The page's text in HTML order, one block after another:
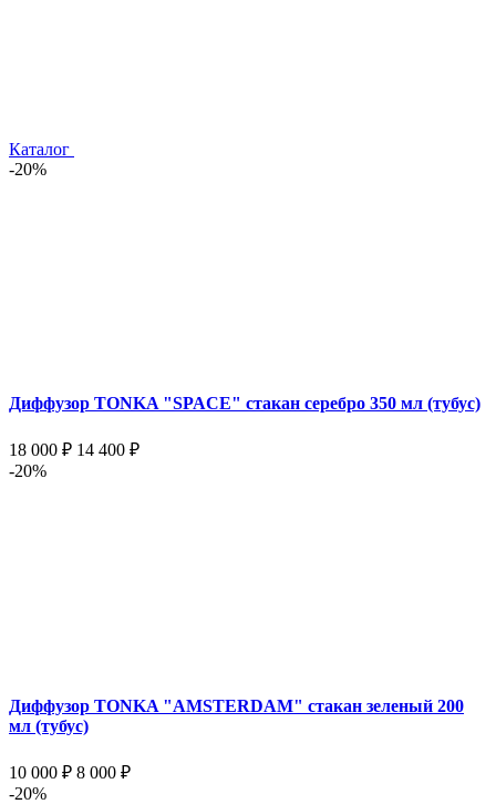
Каталог
-20%
Диффузор TONKA "SPACE" стакан серебро 350 мл (тубус)
18 000 ₽ 14 400 ₽
-20%
Диффузор TONKA "AMSTERDAM" стакан зеленый 200
мл (тубус)
10 000 ₽ 8 000 ₽
-20%